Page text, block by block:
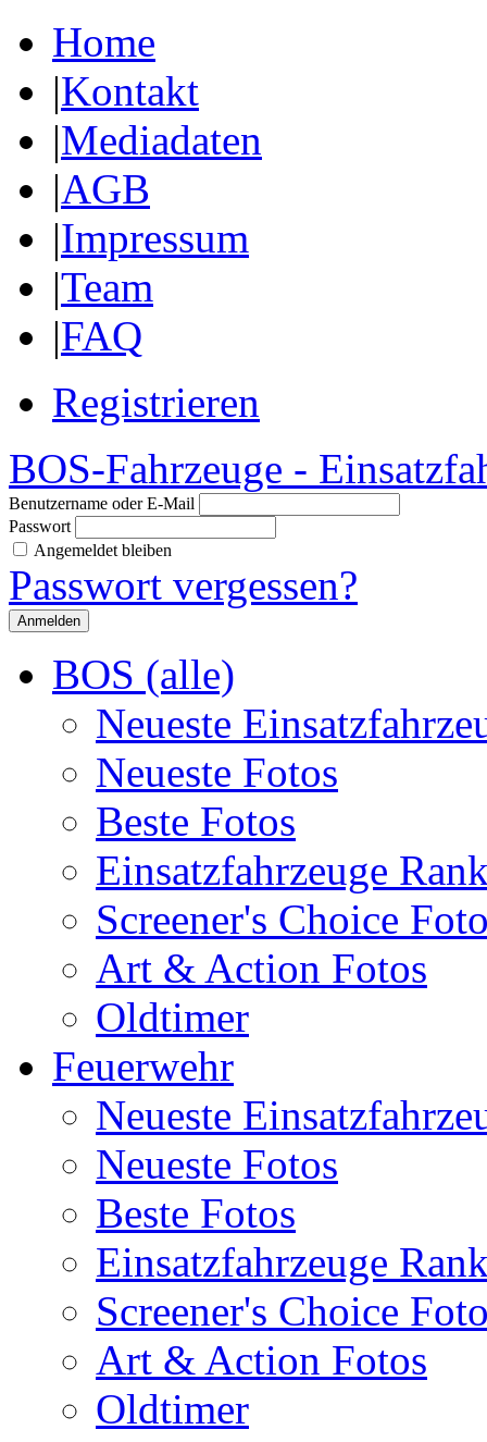
Home
|Kontakt
|Mediadaten
|AGB
|Impressum
|Team
|FAQ
Registrieren
BOS-Fahrzeuge -
Benutzername oder E-Mail
Passwort
Angemeldet bleiben
Passwort vergessen?
BOS (alle)
Neueste
Neueste Fotos
Beste Fotos
Einsatzfahrzeuge
Screener's Choice
Art & Action Fotos
Oldtimer
Feuerwehr
Neueste
Neueste Fotos
Beste Fotos
Einsatzfahrzeuge
Screener's Choice
Art & Action Fotos
Oldtimer